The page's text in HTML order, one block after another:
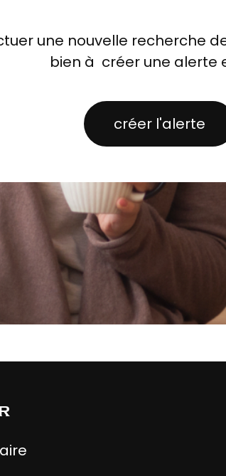
une nouvelle recherche
bien à créer une alerte
créer l'alerte